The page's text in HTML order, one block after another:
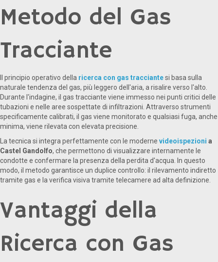
Metodo del Gas
Tracciante
Il principio operativo della ricerca con gas tracciantesi basa sulla
naturale tendenza del gas, più leggero dell'aria, a risalire verso l'alto.
Durante l'indagine, il gas tracciante viene immesso nei punti critici delle
tubazioni e nelle aree sospettate di infiltrazioni. Attraverso strumenti
specificamente calibrati, il gas viene monitorato e qualsiasi fuga, anche
minima, viene rilevata con elevata precisione.
La tecnica si integra perfettamente con le moderne videoispezioni a
Castel Gandolfo, che permettono di visualizzare internamente le
condotte e confermare la presenza della perdita d'acqua. In questo
modo, il metodo garantisce un duplice controllo: il rilevamento indiretto
tramite gas e la verifica visiva tramite telecamere ad alta definizione.
Vantaggi della
Ricerca con Gas